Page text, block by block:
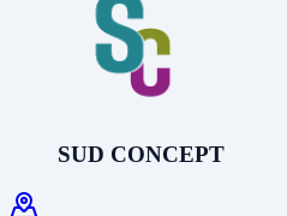
SUD CONCEPT